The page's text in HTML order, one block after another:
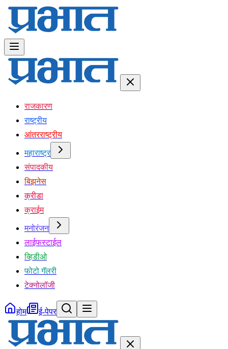
राजकारण
राष्ट्रीय
आंतरराष्ट्रीय
महाराष्ट्र
संपादकीय
बिझनेस
क्रीडा
क्राईम
मनोरंजन
लाईफस्टाईल
व्हिडीओ
फोटो गॅलरी
टेक्नोलॉजी
होम ई-पेपर